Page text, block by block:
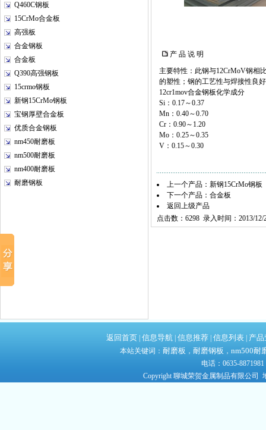
Q460C钢板
15CrMo合金板
高强板
合金钢板
合金板
Q390高强钢板
15crmo钢板
新钢15CrMo钢板
宝钢厚壁合金板
优质合金钢板
nm450耐磨板
nm500耐磨板
nm400耐磨板
耐磨钢板
产 品 说 明
主要特性：此钢与12CrMoV钢相
的塑性；钢的工艺性与焊接性良
12cr1mov合金钢板化学成分
Si：0.17～0.37
Mn：0.40～0.70
Cr：0.90～1.20
Mo：0.25～0.35
V：0.15～0.30
上一个产品： 新钢15CrMo钢板
下一个产品： 合金板
返回上级产品
点击数：6298 录入时间：2013/12/
返回首页 信息导航 信息推荐 信息列表 产
本站关键词： 耐磨板 ， 耐磨钢板 ， nm500耐
电话：0635-
Copyright 聊城荣贺金属制品有限公